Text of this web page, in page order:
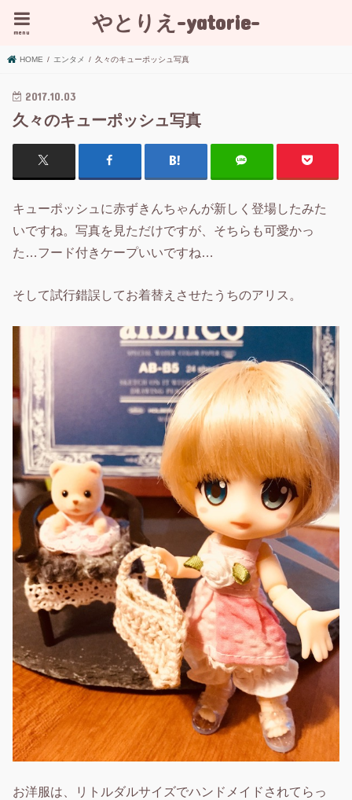
やとりえ-yatorie-
menu
HOME エンタメ 久々のキューポッシュ写真
2017.10.03
久々のキューポッシュ写真
キューポッシュに赤ずきんちゃんが新しく登場したみた
いですね。写真を見ただけですが、そちらも可愛かっ
た…フード付きケープいいですね…
そして試行錯誤してお着替えさせたうちのアリス。
お洋服は、リトルダルサイズでハンドメイドされてらっ